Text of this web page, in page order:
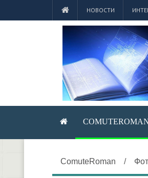
НОВОСТИ
ComuteRoman /